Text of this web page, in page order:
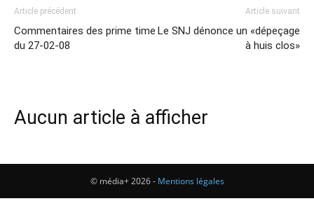
Article précédent
Commentaires des prime time
du 27-02-08
Article suivant
Le SNJ dénonce un «dépeçage
à huis clos»
Aucun article à afficher
© média+ 2026 - Mentions légales